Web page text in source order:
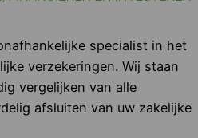
specialist in het
verzekeringen. Wij staan
vergelijken van alle
afsluiten van uw zakelijke